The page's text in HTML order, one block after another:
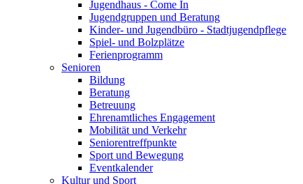
Jugendhaus - Come In
Jugendgruppen und Beratung
Kinder- und Jugendbüro - Stadtjugendpflege
Spiel- und Bolzplätze
Ferienprogramm
Senioren
Bildung
Beratung
Betreuung
Ehrenamtliches Engagement
Mobilität und Verkehr
Seniorentreffpunkte
Sport und Bewegung
Eventkalender
Kultur und Sport